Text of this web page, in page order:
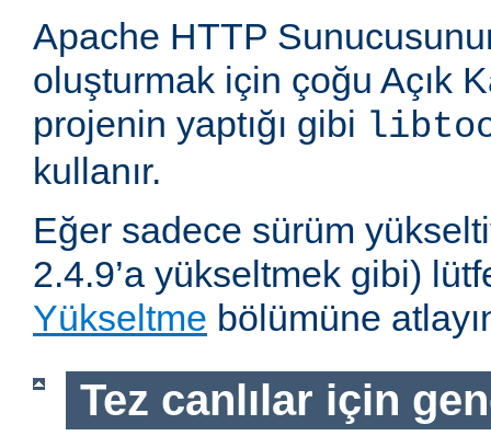
Apache HTTP
oluşturmak için çoğu Açık
projenin yaptığı gibi
kullanır.
Eğer sadece sürüm
2.4.9’a yükseltmek gibi)
Yükseltme bölümüne
Tez canlılar için